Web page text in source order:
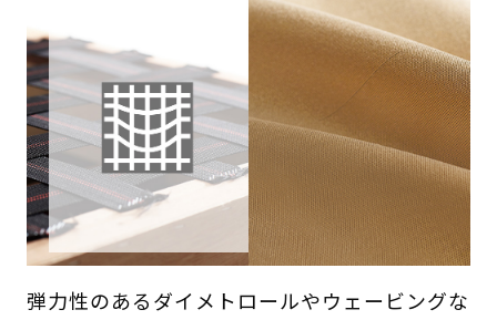
弾力性のあるダイメトロールやウェービングな